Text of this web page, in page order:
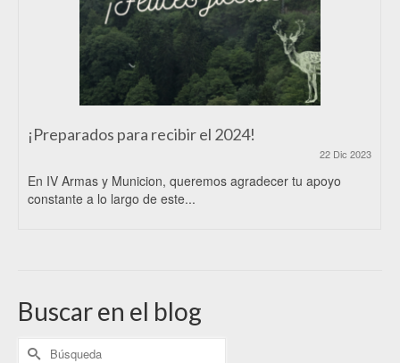
¡Preparados para recibir el 2024!
22 Dic 2023
En IV Armas y Municion, queremos agradecer tu apoyo
constante a lo largo de este...
Buscar en el blog